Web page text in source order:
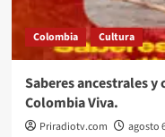
Colombia Cultura
Saberes ancestrales
Colombia Viva.
Priradiotv.com agosto